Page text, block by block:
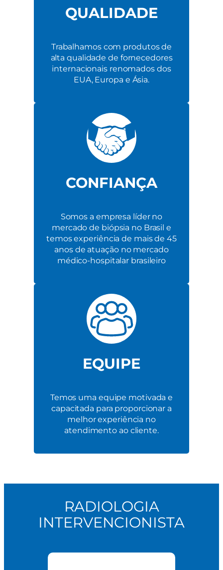
QUALIDADE
Trabalhamos com produtos de
alta qualidade de fornecedores
internacionais renomados dos
EUA, Europa e Ásia.
CONFIANÇA
Somos a empresa líder no
mercado de biópsia no Brasil e
temos experiência de mais de 45
anos de atuação no mercado
médico-hospitalar brasileiro
EQUIPE
Temos uma equipe motivada e
capacitada para proporcionar a
melhor experiência no
atendimento ao cliente.
RADIOLOGIA
INTERVENCIONISTA